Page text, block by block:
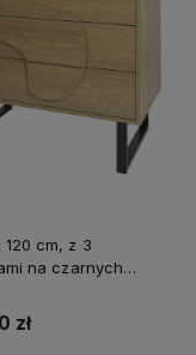
120 cm, z 3
na czarnych
zł